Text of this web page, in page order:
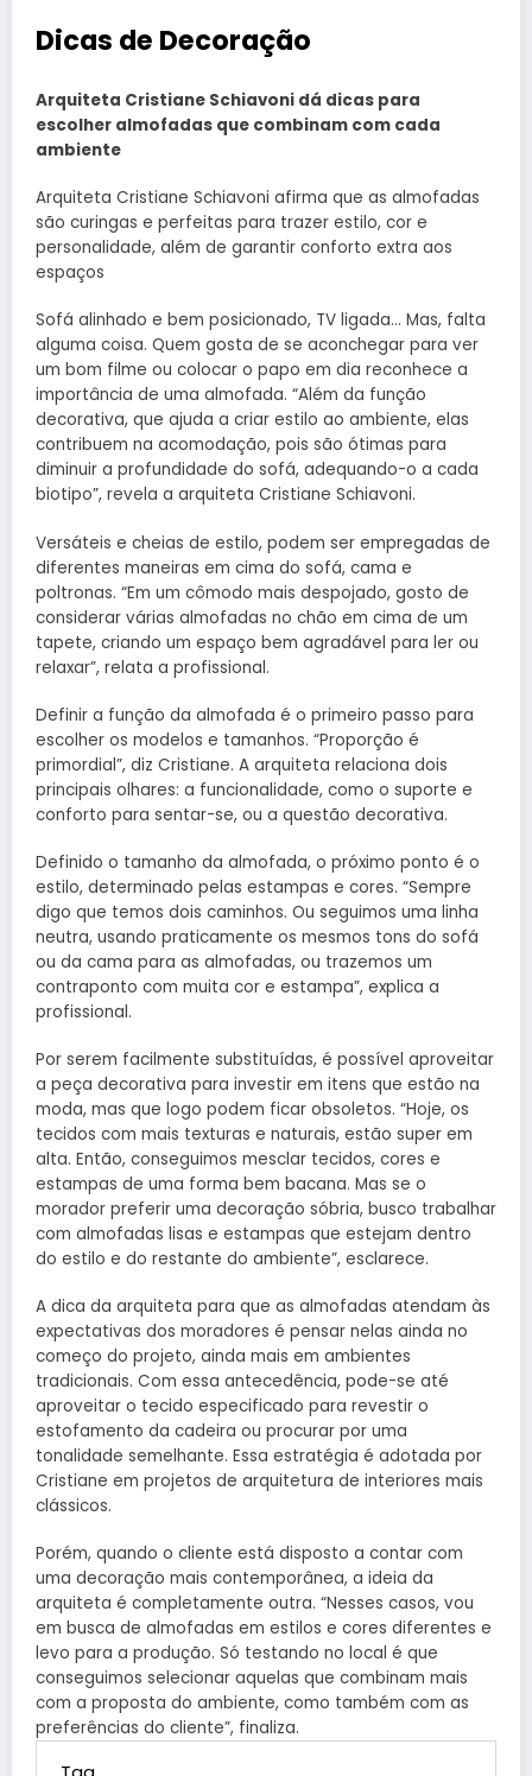
Dicas de Decoração
Arquiteta Cristiane Schiavoni dá dicas para
escolher almofadas que combinam com cada
ambiente
Arquiteta Cristiane Schiavoni afirma que as almofadas
são curingas e perfeitas para trazer estilo, cor e
personalidade, além de garantir conforto extra aos
espaços
Sofá alinhado e bem posicionado, TV ligada… Mas, falta
alguma coisa. Quem gosta de se aconchegar para ver
um bom filme ou colocar o papo em dia reconhece a
importância de uma almofada. “Além da função
decorativa, que ajuda a criar estilo ao ambiente, elas
contribuem na acomodação, pois são ótimas para
diminuir a profundidade do sofá, adequando-o a cada
biotipo”, revela a arquiteta Cristiane Schiavoni.
Versáteis e cheias de estilo, podem ser empregadas de
diferentes maneiras em cima do sofá, cama e
poltronas. “Em um cômodo mais despojado, gosto de
considerar várias almofadas no chão em cima de um
tapete, criando um espaço bem agradável para ler ou
relaxar”, relata a profissional.
Definir a função da almofada é o primeiro passo para
escolher os modelos e tamanhos. “Proporção é
primordial”, diz Cristiane. A arquiteta relaciona dois
principais olhares: a funcionalidade, como o suporte e
conforto para sentar-se, ou a questão decorativa.
Definido o tamanho da almofada, o próximo ponto é o
estilo, determinado pelas estampas e cores. “Sempre
digo que temos dois caminhos. Ou seguimos uma linha
neutra, usando praticamente os mesmos tons do sofá
ou da cama para as almofadas, ou trazemos um
contraponto com muita cor e estampa”, explica a
profissional.
Por serem facilmente substituídas, é possível aproveitar
a peça decorativa para investir em itens que estão na
moda, mas que logo podem ficar obsoletos. “Hoje, os
tecidos com mais texturas e naturais, estão super em
alta. Então, conseguimos mesclar tecidos, cores e
estampas de uma forma bem bacana. Mas se o
morador preferir uma decoração sóbria, busco trabalhar
com almofadas lisas e estampas que estejam dentro
do estilo e do restante do ambiente”, esclarece.
A dica da arquiteta para que as almofadas atendam às
expectativas dos moradores é pensar nelas ainda no
começo do projeto, ainda mais em ambientes
tradicionais. Com essa antecedência, pode-se até
aproveitar o tecido especificado para revestir o
estofamento da cadeira ou procurar por uma
tonalidade semelhante. Essa estratégia é adotada por
Cristiane em projetos de arquitetura de interiores mais
clássicos.
Porém, quando o cliente está disposto a contar com
uma decoração mais contemporânea, a ideia da
arquiteta é completamente outra. “Nesses casos, vou
em busca de almofadas em estilos e cores diferentes e
levo para a produção. Só testando no local é que
conseguimos selecionar aquelas que combinam mais
com a proposta do ambiente, como também com as
preferências do cliente”, finaliza.